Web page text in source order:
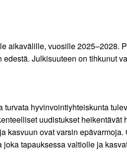
aikavälille, vuosille 2025–2028.
Julkisuuteen on tihkunut
hyvinvointiyhteiskunta
uudistukset heikentävät
kasvuun ovat varsin epävarmoja.
tapauksessa valtiolle ja